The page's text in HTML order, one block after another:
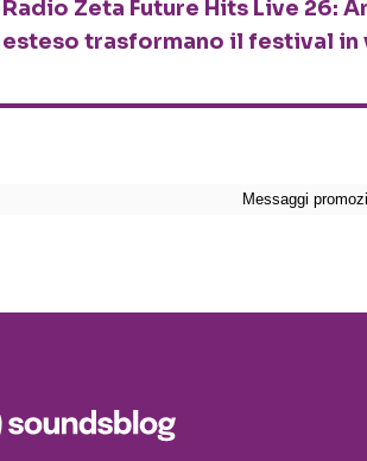
Radio Zeta Future Hits Live 26:
esteso trasformano il festival